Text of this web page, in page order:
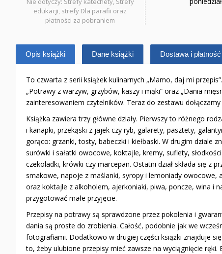
edukacji, strefy Dla parafii oraz
płatności za pobraniem
Opis książki Dane książki Dostawa i płatność
To czwarta z serii książek kulinarnych „Mamo, daj mi
„Potrawy z warzyw, grzybów, kaszy i mąki” oraz „Dania
zainteresowaniem czytelników. Teraz do zestawu dołączamy
Książka zawiera trzy główne działy. Pierwszy to różnego
i kanapki, przekąski z jajek czy ryb, galarety, pasztety,
gorąco: grzanki, tosty, babeczki i kiełbaski. W drugim dziale
surówki i sałatki owocowe, koktajle, kremy, suflety,
czekoladki, krówki czy marcepan. Ostatni dział składa się z
smakowe, napoje z maślanki, syropy i lemoniady owocowe,
oraz koktajle z alkoholem, ajerkoniaki, piwa, poncze, wina i
przygotować małe przyjęcie.
Przepisy na potrawy są sprawdzone przez pokolenia i
dania są proste do zrobienia. Całość, podobnie jak we
fotografiami. Dodatkowo w drugiej części książki znajduje
to, żeby ulubione przepisy mieć zawsze na wyciągnięcie